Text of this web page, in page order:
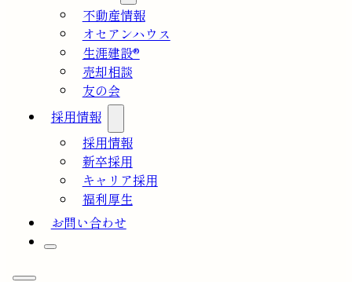
不動産情報
オセアンハウス
生涯建設®
売却相談
友の会
採用情報
採用情報
新卒採用
キャリア採用
福利厚生
お問い合わせ